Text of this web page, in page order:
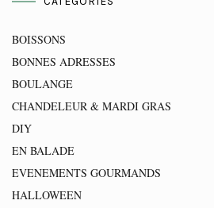
BOISSONS
BONNES ADRESSES
BOULANGE
CHANDELEUR & MARDI GRAS
DIY
EN BALADE
EVENEMENTS GOURMANDS
HALLOWEEN